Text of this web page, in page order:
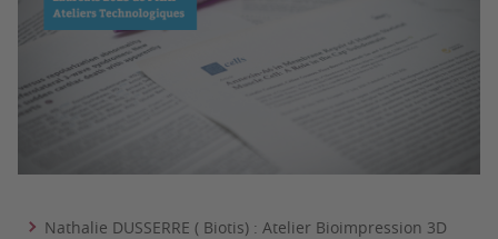
Nathalie DUSSERRE ( Biotis) : Atelier Bioimpression 3D